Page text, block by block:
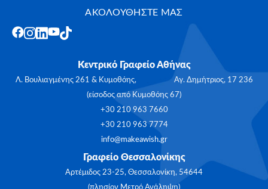
ΑΚΟΛΟΥΘΗΣΤΕ ΜΑΣ
Κεντρικό Γραφείο Αθήνας
Λ. Βουλιαγμένης 261 & Κυμοθόης, Αγ. Δημήτριος, 17 236
(είσοδος από Κυμοθόης 67)
+30 210 963 7660
+30 210 963 7774
info@makeawish.gr
Γραφείο Θεσσαλονίκης
Αρτέμιδος 23-25, Θεσσαλονίκη, 54644